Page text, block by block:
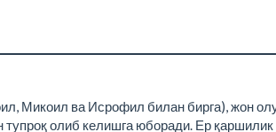
Микоил ва Исрофил билан бирга), жон
олиб келишга юборади. Ер